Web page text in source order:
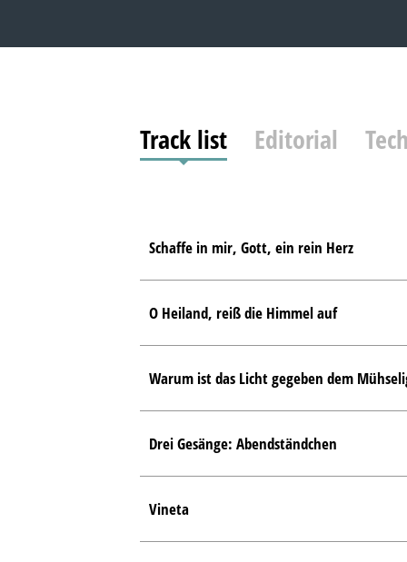
Track list Editorial
Schaffe in mir, Gott, ein rein Herz
O Heiland, reiß die Himmel auf
Warum ist das Licht gegeben dem
Drei Gesänge: Abendständchen
Vineta